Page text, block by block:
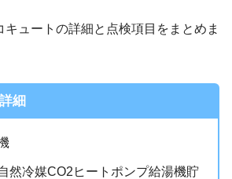
キュートの詳細と点検項目をまとめま
細
然冷媒CO2ヒートポンプ給湯機貯